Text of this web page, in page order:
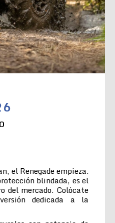
el Renegade empieza.
blindada, es el
del mercado. Colócate
dedicada a la